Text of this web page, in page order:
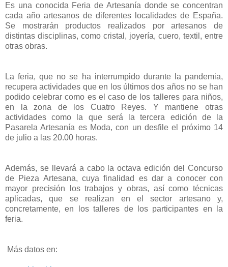
Es una conocida Feria de Artesanía donde se concentran
cada año artesanos de diferentes localidades de España.
Se mostrarán productos realizados por artesanos de
distintas disciplinas, como cristal, joyería, cuero, textil, entre
otras obras.
La feria, que no se ha interrumpido durante la pandemia,
recupera actividades que en los últimos dos años no se han
podido celebrar como es el caso de los talleres para niños,
en la zona de los Cuatro Reyes. Y mantiene otras
actividades como la que será la tercera edición de la
Pasarela Artesanía es Moda, con un desfile el próximo 14
de julio a las 20.00 horas.
Además, se llevará a cabo la octava edición del Concurso
de Pieza Artesana, cuya finalidad es dar a conocer con
mayor precisión los trabajos y obras, así como técnicas
aplicadas, que se realizan en el sector artesano y,
concretamente, en los talleres de los participantes en la
feria.
Más datos en: